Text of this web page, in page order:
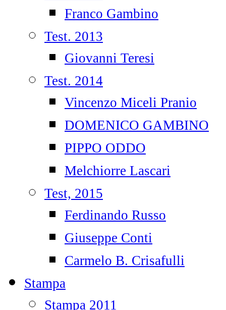
Franco Gambino
Test. 2013
Giovanni Teresi
Test. 2014
Vincenzo Miceli Pranio
DOMENICO GAMBINO
PIPPO ODDO
Melchiorre Lascari
Test, 2015
Ferdinando Russo
Giuseppe Conti
Carmelo B. Crisafulli
Stampa
Stampa 2011